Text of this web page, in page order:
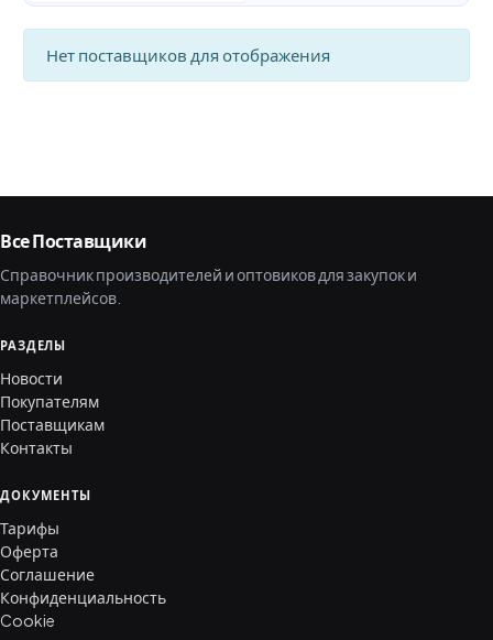
Нет поставщиков для отображения
Все Поставщики
Справочник производителей и оптовиков для закупок и
маркетплейсов.
РАЗДЕЛЫ
Новости
Покупателям
Поставщикам
Контакты
ДОКУМЕНТЫ
Тарифы
Оферта
Соглашение
Конфиденциальность
Cookie